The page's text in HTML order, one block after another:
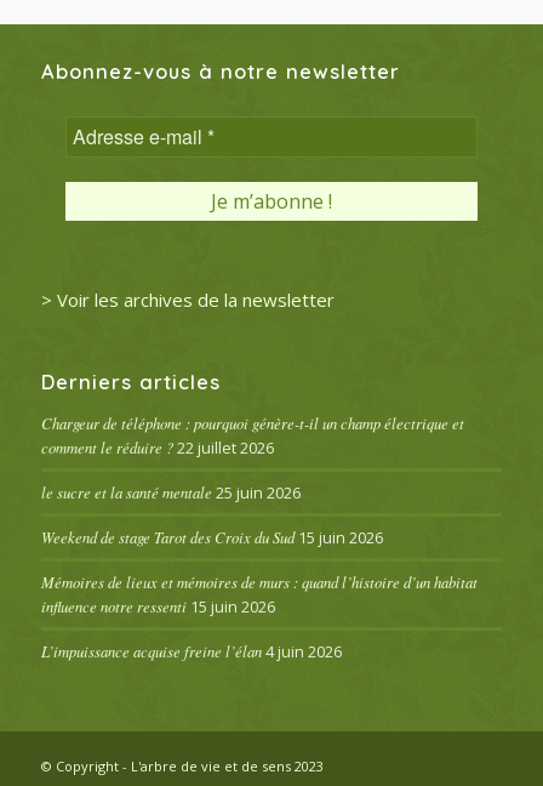
Abonnez-vous à notre newsletter
> Voir les archives de la newsletter
Derniers articles
Chargeur de téléphone : pourquoi génère-t-il un champ électrique et
comment le réduire ? 22 juillet 2026
le sucre et la santé mentale 25 juin 2026
Weekend de stage Tarot des Croix du Sud 15 juin 2026
Mémoires de lieux et mémoires de murs : quand l’histoire d’un habitat
influence notre ressenti 15 juin 2026
L’impuissance acquise freine l’élan 4 juin 2026
© Copyright - L'arbre de vie et de sens 2023